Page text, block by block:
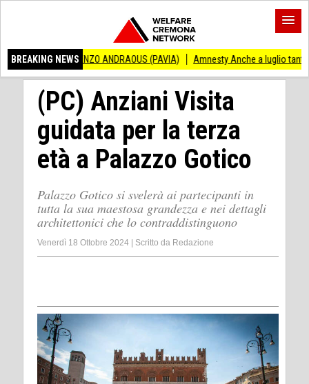
BREAKING NEWS
VINCENZO ANDRAOUS (PAVIA) Amnesty Anche a luglio tanti successi ed
(PC) Anziani Visita
guidata per la terza
età a Palazzo Gotico
Palazzo Gotico si svelerà ai partecipanti in
tutta la sua maestosa grandezza e nei dettagli
architettonici che lo contraddistinguono
Venerdì 18 Ottobre 2024 Scritto da Redazione